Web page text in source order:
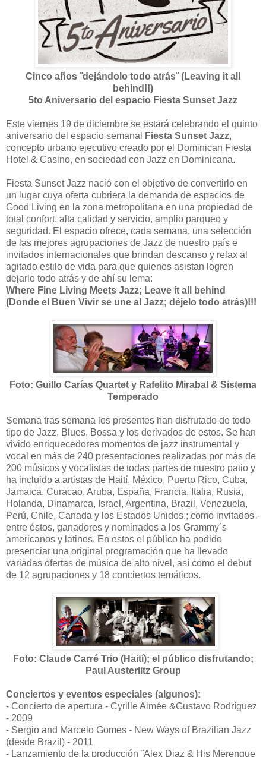
Cinco años ¨dejándolo todo atrás¨ (Leaving it all
behind!!)
5to Aniversario del espacio Fiesta Sunset Jazz
Este viernes 19 de diciembre se estará celebrando el quinto
aniversario del espacio semanal
Fiesta Sunset Jazz,
concepto urbano ejecutivo creado por el Dominican Fiesta
Hotel & Casino, en sociedad con Jazz en Dominicana.
Fiesta Sunset Jazz nació con el objetivo de convertirlo en
un lugar cuya oferta cubriera la demanda de espacios de
Good Living en la zona metropolitana en una propiedad de
total confort, alta calidad y servicio, amplio parqueo y
seguridad. El espacio ofrece, cada semana, una selección
de las mejores agrupaciones de Jazz de nuestro país e
invitados internacionales que brindan descanso y relax al
agitado estilo de vida para que quienes asistan logren
dejarlo todo atrás y de ahí su lema:
Where Fine Living Meets Jazz; Leave it all behind
(Donde el Buen Vivir se une al Jazz; déjelo todo atrás)!!!
Foto: Guillo Carías Quartet y Rafelito Mirabal & Sistema
Temperado
Semana tras semana los presentes han disfrutado de todo
tipo de Jazz, Blues, Bossa y los derivados de estos. Se han
vivido enriquecedores momentos de jazz instrumental y
vocal en más de 240 presentaciones realizadas por más de
200 músicos y vocalistas de todas partes de nuestro patio y
ha incluido a artistas de Haití, México, Puerto Rico, Cuba,
Jamaica, Curacao, Aruba, España, Francia, Italia, Rusia,
Holanda, Dinamarca, Israel, Argentina, Brazil, Venezuela,
Perú, Chile, Canada y los Estados Unidos.; como invitados -
entre éstos, ganadores y nominados a los Grammy´s
americanos y latinos. En estos el público ha podido
presenciar una original programación que ha llevado
variadas ofertas de música de alto nivel, así como el debut
de 12 agrupaciones y 18 conciertos temáticos.
Foto: Claude Carré Trio (Haití); el público disfrutando;
Paul Austerlitz Group
Conciertos y eventos especiales (algunos):
- Concierto de apertura - Cyrille Aimée &Gustavo Rodríguez
- 2009
- Sergio and Marcelo Gomes - New Ways of Brazilian Jazz
(desde Brazil) - 2011
- Lanzamiento de la producción ¨Alex Diaz & His Merengue